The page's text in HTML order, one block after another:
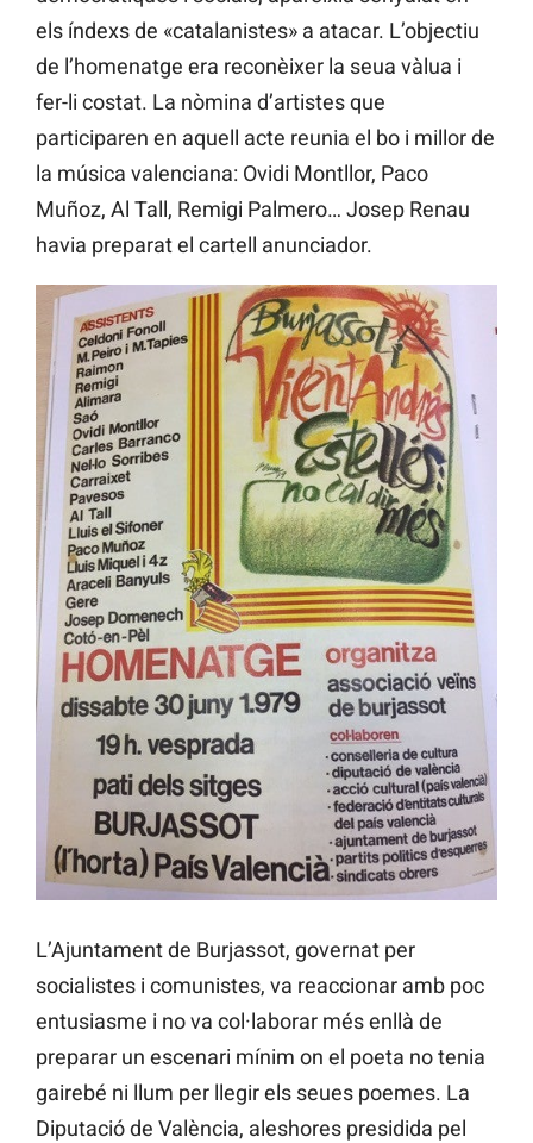
els índexs de «catalanistes» a atacar. L’objectiu
de l’homenatge era reconèixer la seua vàlua i
fer-li costat. La nòmina d’artistes que
participaren en aquell acte reunia el bo i millor de
la música valenciana: Ovidi Montllor, Paco
Muñoz, Al Tall, Remigi Palmero… Josep Renau
havia preparat el cartell anunciador.
L’Ajuntament de Burjassot, governat per
socialistes i comunistes, va reaccionar amb poc
entusiasme i no va col·laborar més enllà de
preparar un escenari mínim on el poeta no tenia
gairebé ni llum per llegir els seues poemes. La
Diputació de València, aleshores presidida pel